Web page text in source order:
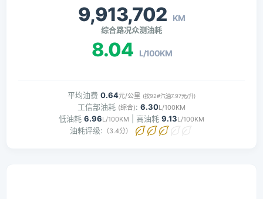
9,913,702 KM
综合路况众测油耗
8.04 L/100KM
平均油费 0.64元/公里 (按92#汽油7.97元/升)
工信部油耗 (综合): 6.30L/100KM
低油耗 6.96L/100KM | 高油耗 9.13L/100KM
油耗评级: （3.4分）